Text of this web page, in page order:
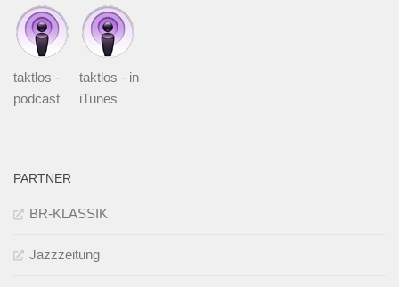
taktlos -
podcast
taktlos - in
iTunes
PARTNER
BR-KLASSIK
Jazzzeitung